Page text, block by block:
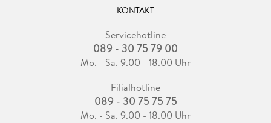
KONTAKT
Servicehotline
089 - 30 75 79 00
Mo. - Sa. 9.00 - 18.00 Uhr
Filialhotline
089 - 30 75 75 75
Mo. - Sa. 9.00 - 18.00 Uhr